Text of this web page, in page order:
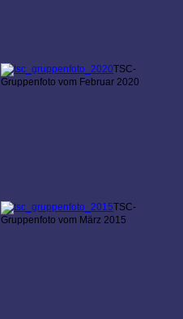
TSC-
Gruppenfoto vom Februar 2020
TSC-
Gruppenfoto vom März 2015